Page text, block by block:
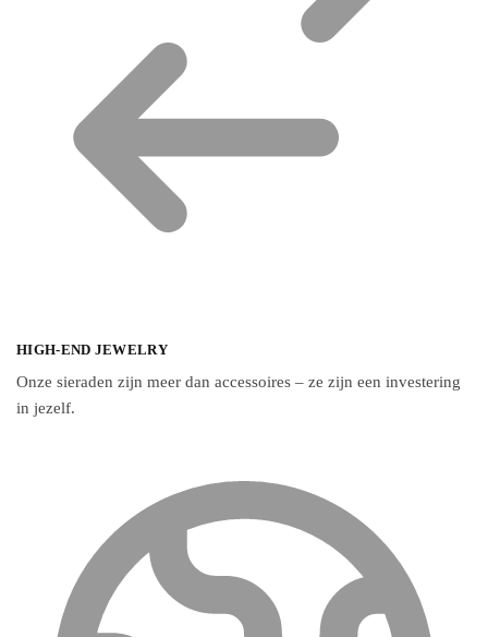
HIGH-END JEWELRY
Onze sieraden zijn meer dan accessoires – ze zijn een investering
in jezelf.